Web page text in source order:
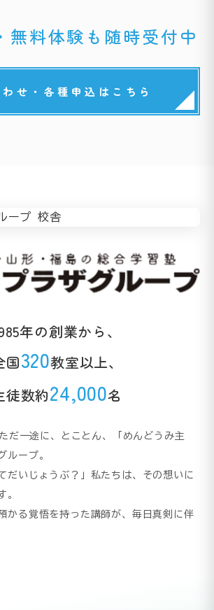
無料体験も随時受付中
せ・各種申込はこちら
年の創業から、
国320教室以上、
徒数約24,000名
だ一途に、とことん、「めんどうみ主
ループ。
だいじょうぶ？」私たちは、その想いに
。
かる覚悟を持った講師が、毎日真剣に伴